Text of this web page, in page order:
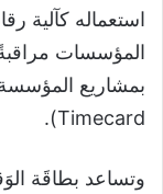
استعماله كآلية
المؤسسات
Timecard).